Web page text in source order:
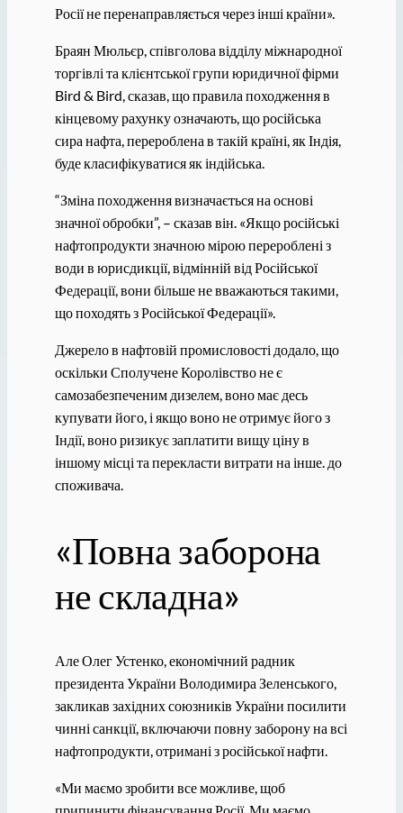
Росії не перенаправляється через інші країни».
Браян Мюльєр, співголова відділу міжнародної
торгівлі та клієнтської групи юридичної фірми
Bird & Bird, сказав, що правила походження в
кінцевому рахунку означають, що російська
сира нафта, перероблена в такій країні, як Індія,
буде класифікуватися як індійська.
“Зміна походження визначається на основі
значної обробки”, – сказав він. «Якщо російські
нафтопродукти значною мірою перероблені з
води в юрисдикції, відмінній від Російської
Федерації, вони більше не вважаються такими,
що походять з Російської Федерації».
Джерело в нафтовій промисловості додало, що
оскільки Сполучене Королівство не є
самозабезпеченим дизелем, воно має десь
купувати його, і якщо воно не отримує його з
Індії, воно ризикує заплатити вищу ціну в
іншому місці та перекласти витрати на інше. до
споживача.
«Повна заборона
не складна»
Але Олег Устенко, економічний радник
президента України Володимира Зеленського,
закликав західних союзників України посилити
чинні санкції, включаючи повну заборону на всі
нафтопродукти, отримані з російської нафти.
«Ми маємо зробити все можливе, щоб